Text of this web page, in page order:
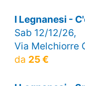
I Legnanesi -
Sab 12/12/26,
Via Melchiorre
da 25 €